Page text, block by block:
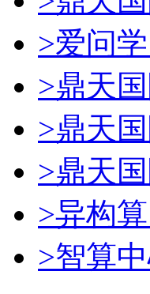
>爱问
>鼎天
>鼎天
>鼎天
>异构
>智算